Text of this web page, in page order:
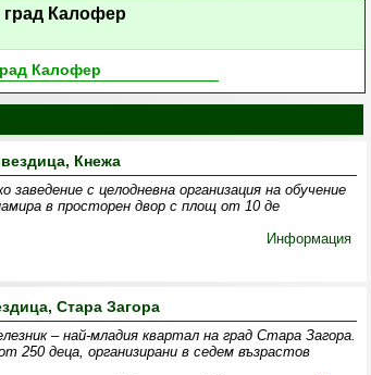
град Калофер
Калофер
Кнежа
с целодневна организация на обучение
в просторен двор с площ от 10 де
Информация
Стара Загора
– най-младия квартал на град Стара Загора.
250 деца, организирани в седем възрастов